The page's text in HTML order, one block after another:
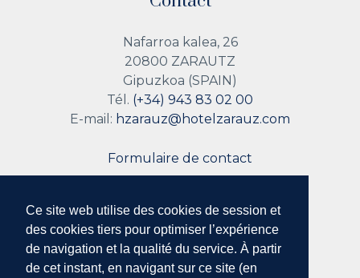
Ce site web utilise des cookies de session et
des cookies tiers pour optimiser l’expérience
de navigation et la qualité du service. À partir
de cet instant, en navigant sur ce site (en
Nafarroa kalea, 26
20800 ZARAUTZ
Gipuzkoa (SPAIN)
Tél. (+34) 943 83 02 00
E-mail: hzarauz@hotelzarauz.com
Formulaire de contact
Suivez nous